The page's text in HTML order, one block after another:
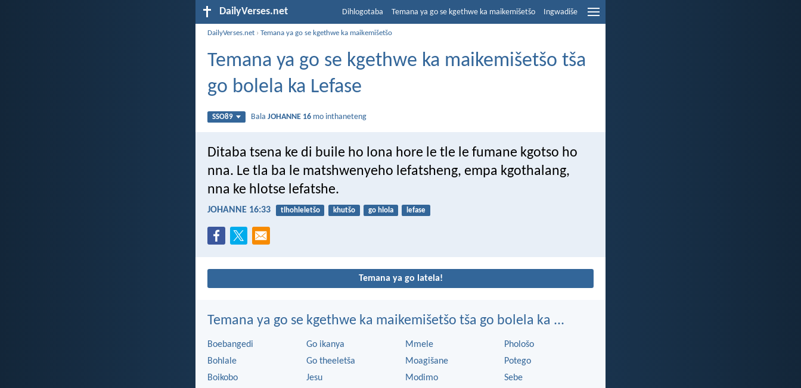
DailyVerses.net Dihlogotaba Temana ya go se kgethwe ka maikemišetšo Ingwadiše
DailyVerses.net ›Temana ya go se kgethwe ka maikemišetšo
Temana ya go se kgethwe ka maikemišetšo tša
go bolela ka Lefase
SSO89 BalaJOHANNE 16 mo inthaneteng
Ditaba tsena ke di buile ho lona hore le tle le fumane kgotso ho
nna. Le tla ba le matshwenyeho lefatsheng, empa kgothalang,
nna ke hlotse lefatshe.
JOHANNE 16:33 tlhohleletšo khutšo go hlola lefase
Temana ya go latela!
Temana ya go se kgethwe ka maikemišetšo tša go bolela ka ...
Boebangedi
Bohlale
Boikobo
Go ikanya
Go theeletša
Jesu
Mmele
Moagišane
Modimo
Phološo
Potego
Sebe